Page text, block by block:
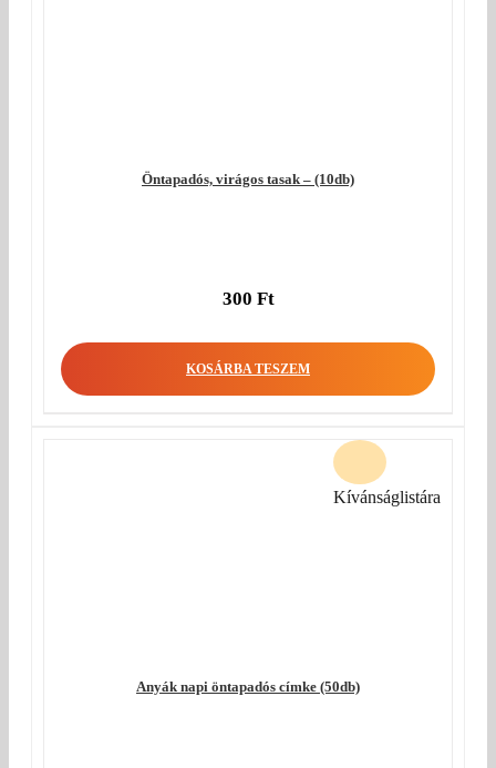
Öntapadós, virágos tasak – (10db)
300 Ft
KOSÁRBA TESZEM
Anyák napi öntapadós címke (50db)
Kívánságlistára